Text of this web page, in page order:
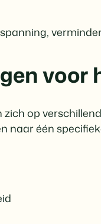
voor
op
naar één